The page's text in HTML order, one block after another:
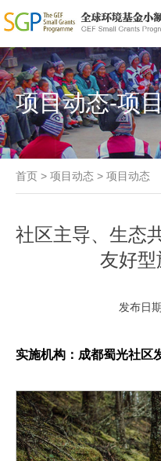
项目动态-项
首页 > 项目动态 > 项目动态
社区主导、生态
友好型
发布日
实施机构：成都蜀光社区